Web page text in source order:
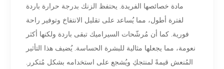
مادة خصائصها الفريدة. يحتفظ الزنك بدرجة حرارة باردة
لفترة أطول، مما يُساعد على تقليل الانتفاخ وتوفير راحة
فورية. كما أن مُرشّحات السيراميك تبقى باردة ولكنها أكثر
نعومة، مما يجعلها مثالية للبشرة الحساسة. يُضيف هذا التأثير
المُنعش قيمةً لمنتجكِ ويُشجع على استخدامه بشكل مُتكرر.